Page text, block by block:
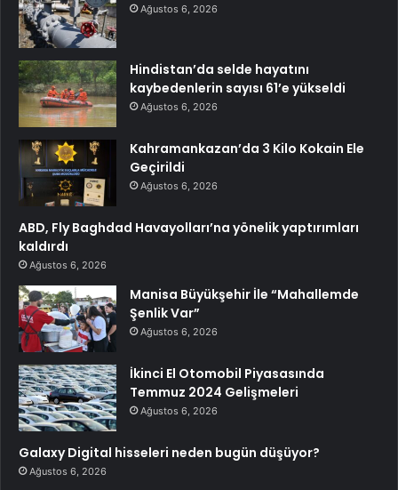
Ağustos 6, 2026
Hindistan’da selde hayatını
kaybedenlerin sayısı 61’e yükseldi
Ağustos 6, 2026
Kahramankazan’da 3 Kilo Kokain Ele
Geçirildi
Ağustos 6, 2026
ABD, Fly Baghdad Havayolları’na yönelik yaptırımları
kaldırdı
Ağustos 6, 2026
Manisa Büyükşehir İle “Mahallemde
Şenlik Var”
Ağustos 6, 2026
İkinci El Otomobil Piyasasında
Temmuz 2024 Gelişmeleri
Ağustos 6, 2026
Galaxy Digital hisseleri neden bugün düşüyor?
Ağustos 6, 2026